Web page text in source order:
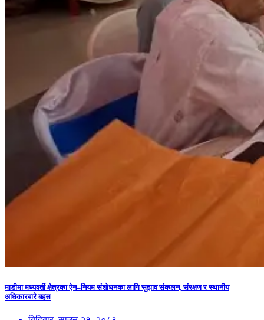
माडीमा मध्यवर्ती क्षेत्रका ऐन–नियम संशोधनका लागि सुझाव संकलन, संरक्षण र स्थानीय
अधिकारबारे बहस